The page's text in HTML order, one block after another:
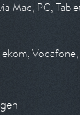
Mac, PC,